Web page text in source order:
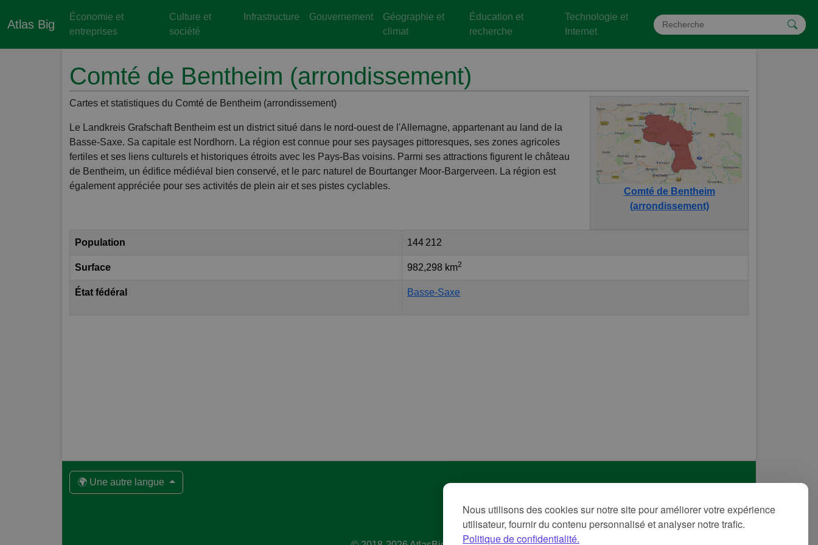
Nous utilisons des cookies sur notre site pour améliorer votre expérience
utilisateur, fournir du contenu personnalisé et analyser notre trafic.
Politique de confidentialité.
Atlas Big
Économie et
entreprises
Culture et
société
Infrastructure Gouvernement
Géographie et
climat
Éducation et
recherche
Technologie et
Internet
Comté de Bentheim (arrondissement)
Cartes et statistiques du Comté de Bentheim (arrondissement)
Le Landkreis Grafschaft Bentheim est un district situé dans le nord-ouest de l'Allemagne, appartenant au land de la
Basse-Saxe. Sa capitale est Nordhorn. La région est connue pour ses paysages pittoresques, ses zones agricoles
fertiles et ses liens culturels et historiques étroits avec les Pays-Bas voisins. Parmi ses attractions figurent le château
de Bentheim, un édifice médiéval bien conservé, et le parc naturel de Bourtanger Moor-Bargerveen. La région est
également appréciée pour ses activités de plein air et ses pistes cyclables.
Comté de Bentheim
(arrondissement)
Population 144 212
Surface 982,298 km2
État fédéral Basse-Saxe
🌍 Une autre langue
Conditions d'utilisation
Mentions légales